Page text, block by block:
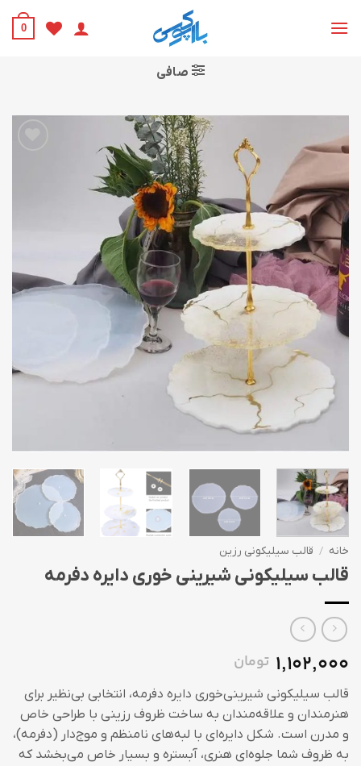
0
صافی
خانه / قالب سیلیکونی رزین
قالب سیلیکونی شیرینی خوری دایره دفرمه
1,102,000 تومان
قالب سیلیکونی شیرینی‌خوری دایره دفرمه، انتخابی بی‌نظیر برای
هنرمندان و علاقه‌مندان به ساخت ظروف رزینی با طراحی خاص
و مدرن است. شکل دایره‌ای با لبه‌های نامنظم و موج‌دار (دفرمه)،
به ظروف شما جلوه‌ای هنری، آبستره و بسیار خاص می‌بخشد که